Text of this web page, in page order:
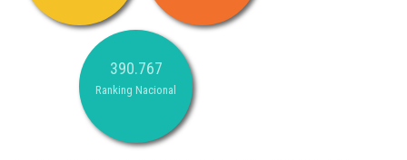
390.767
Ranking Nacional